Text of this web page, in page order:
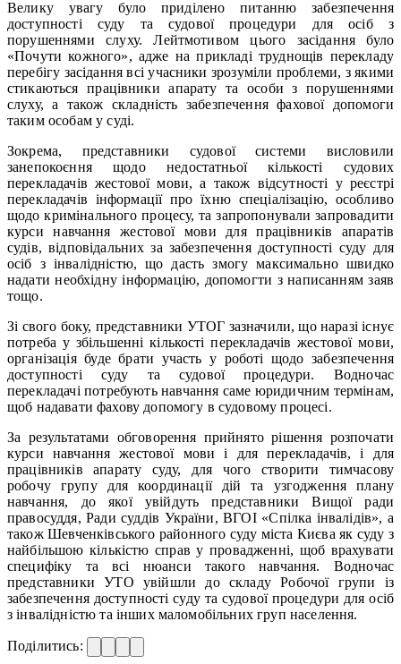
Велику увагу було приділено питанню забезпечення
доступності суду та судової процедури для осіб з
порушеннями слуху. Лейтмотивом цього засідання було
«Почути кожного», адже на прикладі труднощів перекладу
перебігу засідання всі учасники зрозуміли проблеми, з якими
стикаються працівники апарату та особи з порушеннями
слуху, а також складність забезпечення фахової допомоги
таким особам у суді.
Зокрема, представники судової системи висловили
занепокоєння щодо недостатньої кількості судових
перекладачів жестової мови, а також відсутності у реєстрі
перекладачів інформації про їхню спеціалізацію, особливо
щодо кримінального процесу, та запропонували запровадити
курси навчання жестової мови для працівників апаратів
судів, відповідальних за забезпечення доступності суду для
осіб з інвалідністю, що дасть змогу максимально швидко
надати необхідну інформацію, допомогти з написанням заяв
тощо.
Зі свого боку, представники УТОГ зазначили, що наразі існує
потреба у збільшенні кількості перекладачів жестової мови,
організація буде брати участь у роботі щодо забезпечення
доступності суду та судової процедури. Водночас
перекладачі потребують навчання саме юридичним термінам,
щоб надавати фахову допомогу в судовому процесі.
За результатами обговорення прийнято рішення розпочати
курси навчання жестової мови і для перекладачів, і для
працівників апарату суду, для чого створити тимчасову
робочу групу для координації дій та узгодження плану
навчання, до якої увійдуть представники Вищої ради
правосуддя, Ради суддів України, ВГОІ «Спілка інвалідів», а
також Шевченківського районного суду міста Києва як суду з
найбільшою кількістю справ у провадженні, щоб врахувати
специфіку та всі нюанси такого навчання. Водночас
представники УТО увійшли до складу Робочої групи із
забезпечення доступності суду та судової процедури для осіб
з інвалідністю та інших маломобільних груп населення.
Поділитись: